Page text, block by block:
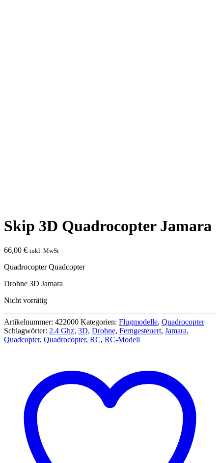
Skip 3D Quadrocopter Jamara
66,00 € inkl. MwSt
Quadrocopter Quadcopter
Drohne 3D Jamara
Nicht vorrätig
Artikelnummer: 422000 Kategorien: Flugmodelle, Quadrocopter
Schlagwörter: 2.4 Ghz, 3D, Drohne, Ferngesteuert, Jamara,
Quadcopter, Quadrocopter, RC, RC-Modell